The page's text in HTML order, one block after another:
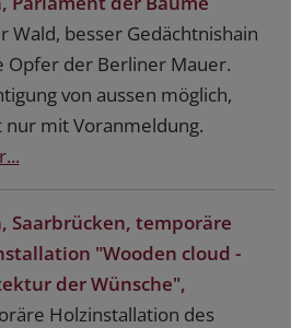
Wald, besser Gedächtnishain
Opfer der Berliner Mauer.
von aussen möglich,
mit Voranmeldung.
Saarbrücken, temporäre
"Wooden cloud -
der Wünsche",
Holzinstallation des